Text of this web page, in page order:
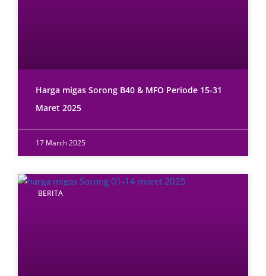
Harga migas Sorong B40 & MFO Periode 15-31
Maret 2025
17 March 2025
BERITA